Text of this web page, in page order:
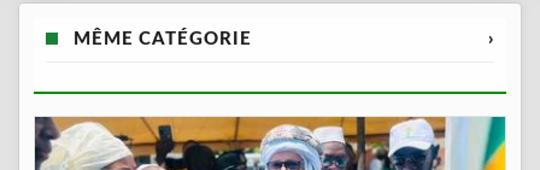
MÊME CATÉGORIE ›